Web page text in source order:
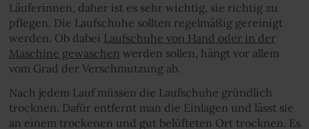
Läuferinnen, daher ist es sehr wichtig, sie richtig zu
pflegen. Die Laufschuhe sollten regelmäßig gereinigt
werden. Ob dabei Laufschuhe von Hand oder in der
Maschine gewaschen werden sollen, hängt vor allem
vom Grad der Verschmutzung ab.
Nach jedem Lauf müssen die Laufschuhe gründlich
trocknen. Dafür entfernt man die Einlagen und lässt sie
an einem trockenen und gut belüfteten Ort trocknen. Es